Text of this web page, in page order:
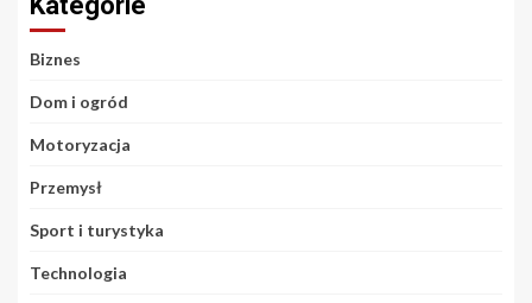
Biznes
Dom i ogród
Motoryzacja
Przemysł
Sport i turystyka
Technologia